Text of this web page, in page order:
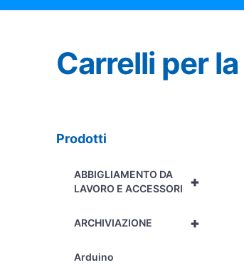
Carrelli per
Prodotti
+
ABBIGLIAMENTO DA
LAVORO E ACCESSORI
+
ARCHIVIAZIONE
Arduino